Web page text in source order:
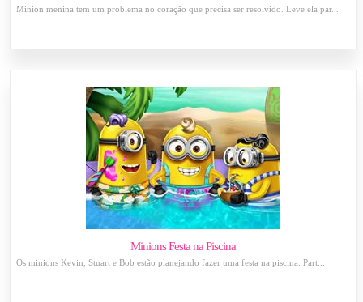
Minion menina tem um problema no coração que precisa ser resolvido. Leve ela par...
Minions Festa na Piscina
Os minions Kevin, Stuart e Bob estão planejando fazer uma festa na piscina. Part...